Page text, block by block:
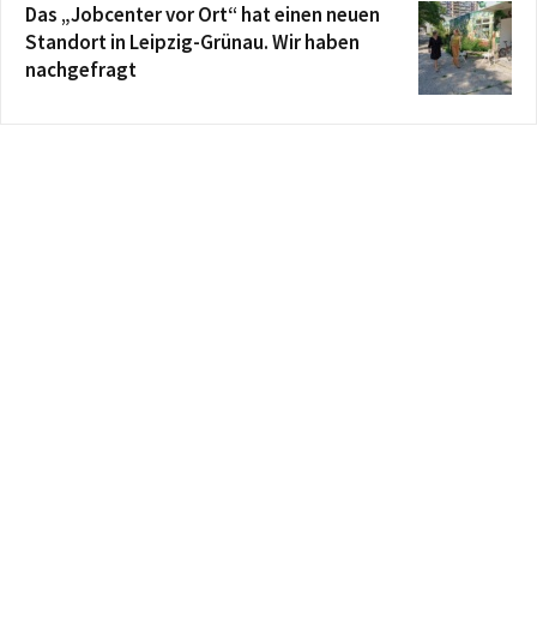
Das „Jobcenter vor Ort“ hat einen neuen
Standort in Leipzig-Grünau. Wir haben
nachgefragt